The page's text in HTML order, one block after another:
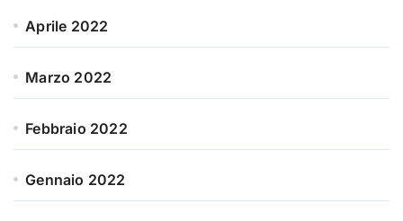
Aprile 2022
Marzo 2022
Febbraio 2022
Gennaio 2022